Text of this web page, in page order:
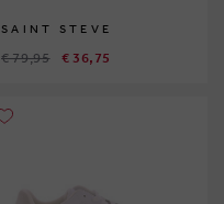
SAINT STEVE
€ 79,95 € 36,75